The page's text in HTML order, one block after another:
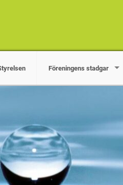
Föreningens stadgar